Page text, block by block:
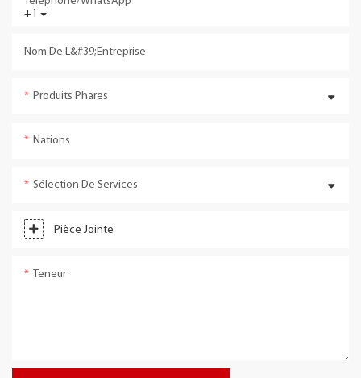
+1
Nom De L&#39;entreprise
Produits Phares
Nations
Sélection De Services
Pièce Jointe
Teneur